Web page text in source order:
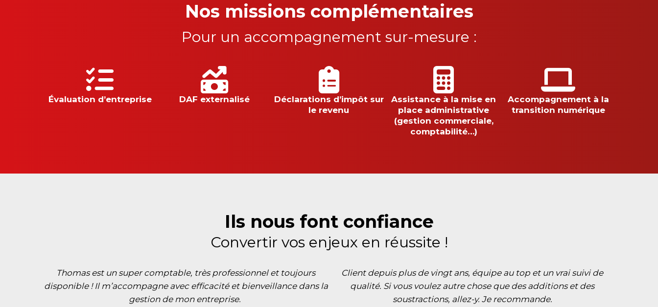
Nos missions complémentaires
Pour un accompagnement sur-mesure :
Évaluation d’entreprise DAF externalisé
Déclarations d’impôt sur
le revenu
Assistance à la mise en
place administrative
(gestion commerciale,
comptabilité…)
Accompagnement à la
transition numérique
Ils nous font confiance
Convertir vos enjeux en réussite !
Thomas est un super comptable, très professionnel et toujours
disponible ! Il m’accompagne avec efficacité et bienveillance dans la
gestion de mon entreprise.
Client depuis plus de vingt ans, équipe au top et un vrai suivi de
qualité. Si vous voulez autre chose que des additions et des
soustractions, allez-y. Je recommande.